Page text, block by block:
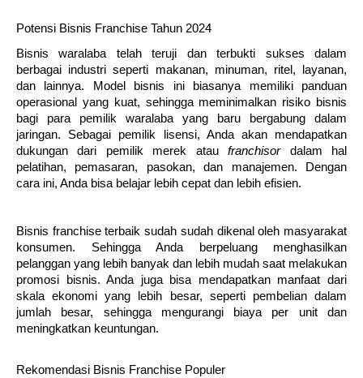
Potensi Bisnis Franchise Tahun 2024
Bisnis waralaba telah teruji dan terbukti sukses dalam
berbagai industri seperti makanan, minuman, ritel, layanan,
dan lainnya. Model bisnis ini biasanya memiliki panduan
operasional yang kuat, sehingga meminimalkan risiko bisnis
bagi para pemilik waralaba yang baru bergabung dalam
jaringan. Sebagai pemilik lisensi, Anda akan mendapatkan
dukungan dari pemilik merek ataufranchisordalam hal
pelatihan, pemasaran, pasokan, dan manajemen. Dengan
cara ini, Anda bisa belajar lebih cepat dan lebih efisien.
Bisnis franchise terbaik sudah sudah dikenal oleh masyarakat
konsumen. Sehingga Anda berpeluang menghasilkan
pelanggan yang lebih banyak dan lebih mudah saat melakukan
promosi bisnis. Anda juga bisa mendapatkan manfaat dari
skala ekonomi yang lebih besar, seperti pembelian dalam
jumlah besar, sehingga mengurangi biaya per unit dan
meningkatkan keuntungan.
Rekomendasi Bisnis Franchise Populer